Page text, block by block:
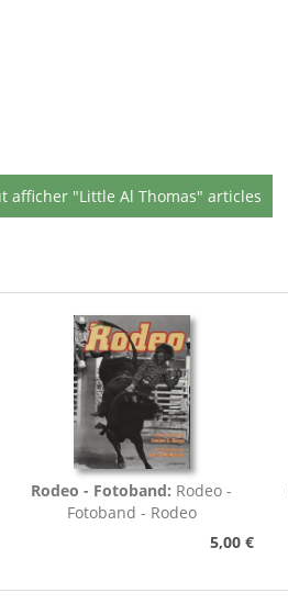
afficher "Little Al Thomas" articles
€
Rodeo - Fotoband: Rodeo -
Fotoband - Rodeo
5,00 €